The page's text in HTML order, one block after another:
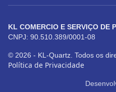
KL COMERCIO E SERVIÇO DE
CNPJ: 90.510.389/0001-08
© 2026 - KL-Quartz. Todos os
Política de Privacidade